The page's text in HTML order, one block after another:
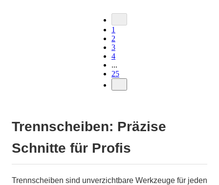
1
2
3
4
...
25
Trennscheiben: Präzise
Schnitte für Profis
Trennscheiben sind unverzichtbare Werkzeuge für jeden